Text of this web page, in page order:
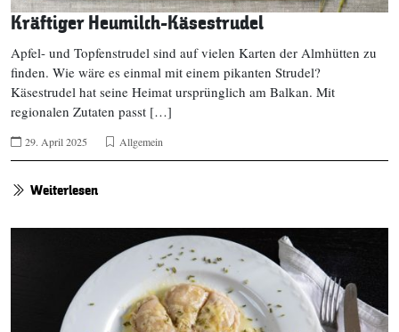
Kräftiger Heumilch-Käsestrudel
Apfel- und Topfenstrudel sind auf vielen Karten der Almhütten zu
finden. Wie wäre es einmal mit einem pikanten Strudel?
Käsestrudel hat seine Heimat ursprünglich am Balkan. Mit
regionalen Zutaten passt […]
29. April 2025 Allgemein
Weiterlesen